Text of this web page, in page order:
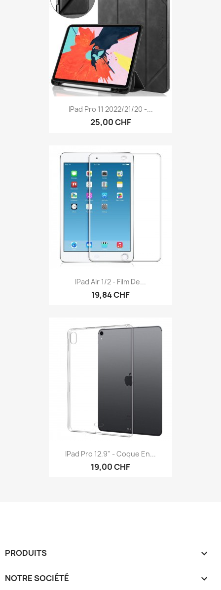
IPad Pro 11 2022/21/20 -...
25,00 CHF
IPad Air 1/2 - Film De...
19,84 CHF
IPad Pro 12.9'' - Coque En...
19,00 CHF
PRODUITS 
NOTRE SOCIÉTÉ 